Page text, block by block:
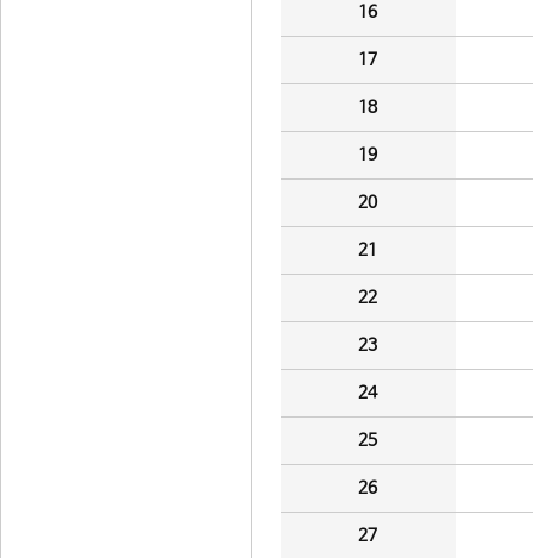
16
17
18
19
20
21
22
23
24
25
26
27